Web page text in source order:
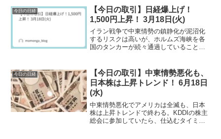
今日の日経
【今日の取引】日経爆上げ！
1,500円上昇！ 3月18日(火)
イラン戦争で中東情勢の鎮静化が泥沼化
するリスクは高いが、ホルムズ海峡を各
国のタンカーが続々通過していることを
今日の日経
【今日の取引】中東情勢悪化も、
日本株は上昇トレンド！ 6月18日
(水)
中東情勢悪化でアメリカは全滅も、日本
株は上昇トレンドで終わる。KDDIの株主
総会に参加していたら、仕込むタイミン